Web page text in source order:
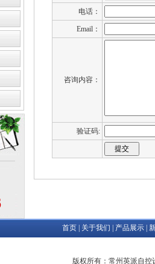
电话：
Email：
咨询内容：
验证码:
首页| 关于我们 产品展示|
版权所有：常州英派自控